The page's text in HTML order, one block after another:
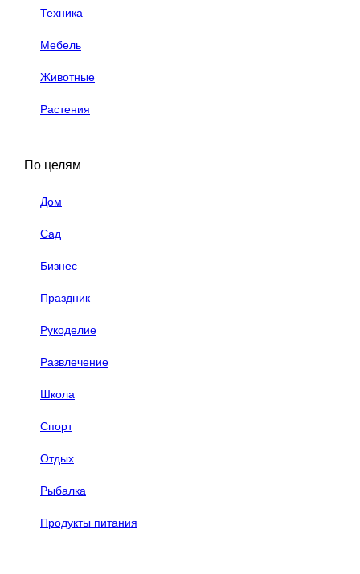
Техника
Мебель
Животные
Растения
По целям
Дом
Сад
Бизнес
Праздник
Рукоделие
Развлечение
Школа
Спорт
Отдых
Рыбалка
Продукты питания